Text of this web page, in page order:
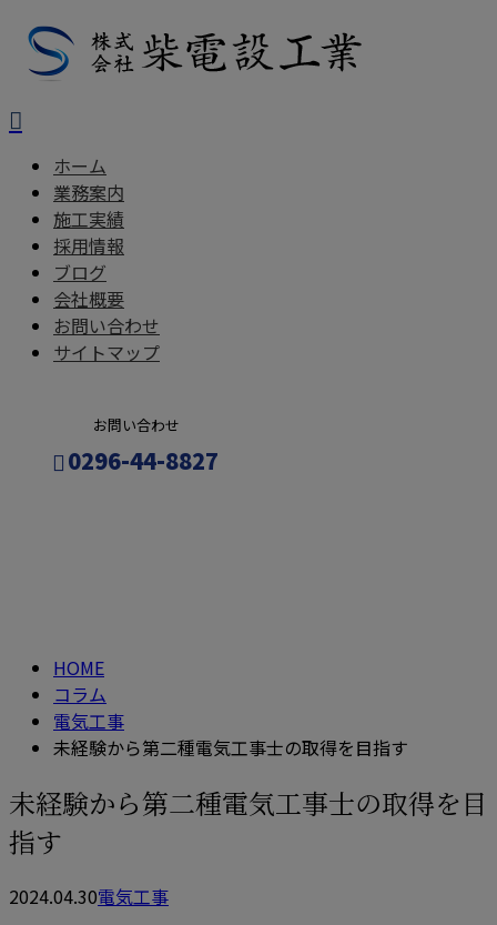
ホーム
業務案内
施工実績
採用情報
ブログ
会社概要
お問い合わせ
サイトマップ
お問い合わせ
0296-44-8827
HOME
コラム
電気工事
未経験から第二種電気工事士の取得を目指す
未経験から第二種電気工事士の取得を目
指す
2024.04.30電気工事